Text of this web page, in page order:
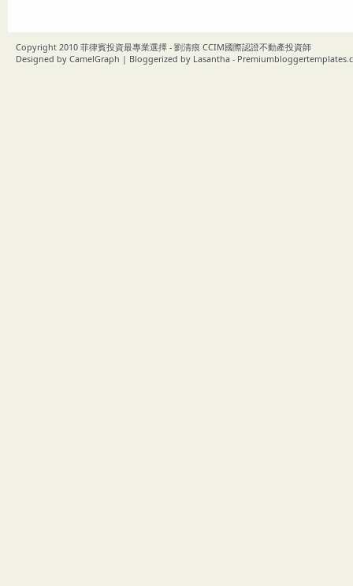
Copyright 2010 菲律賓投資最專業選擇 - 劉清痕 CCIM國際認證不動產投資師
Designed by CamelGraph | Bloggerized by Lasantha -